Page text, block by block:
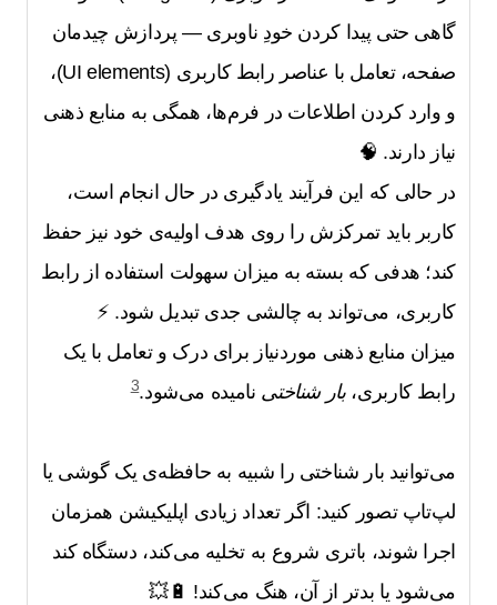
گاهی حتی پیدا کردن خودِ ناوبری — پردازش چیدمان
صفحه، تعامل با عناصر رابط کاربری (UI elements)،
و وارد کردن اطلاعات در فرم‌ها، همگی به منابع ذهنی
نیاز دارند. 🧠
در حالی که این فرآیند یادگیری در حال انجام است،
کاربر باید تمرکزش را روی هدف اولیه‌ی خود نیز حفظ
کند؛ هدفی که بسته به میزان سهولت استفاده از رابط
کاربری، می‌تواند به چالشی جدی تبدیل شود. ⚡
میزان منابع ذهنی موردنیاز برای درک و تعامل با یک
رابط کاربری،بار شناختی نامیده می‌شود.3
می‌توانید بار شناختی را شبیه به حافظه‌ی یک گوشی یا
لپ‌تاپ تصور کنید: اگر تعداد زیادی اپلیکیشن همزمان
اجرا شوند، باتری شروع به تخلیه می‌کند، دستگاه کند
می‌شود یا بدتر از آن، هنگ می‌کند! 🔋💥